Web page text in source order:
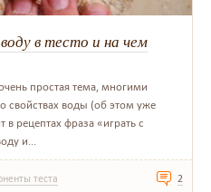
в тесто и на чем
простая тема, многими
свойствах воды (об этом уже
в рецептах фраза «играть с
и...
теста 2